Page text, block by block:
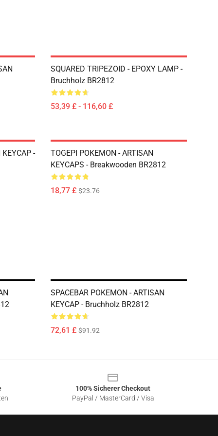
SQUARED TRIPEZOID - EPOXY LAMP -
Bruchholz BR2812
53,39 £ - 116,60 £
-
TOGEPI POKEMON - ARTISAN
KEYCAPS - Breakwooden BR2812
18,77 £ $23.76
SPACEBAR POKEMON - ARTISAN
KEYCAP - Bruchholz BR2812
72,61 £ $91.92
100% Sicherer Checkout
PayPal / MasterCard / Visa